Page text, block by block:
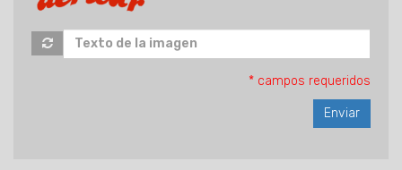
* campos requeridos